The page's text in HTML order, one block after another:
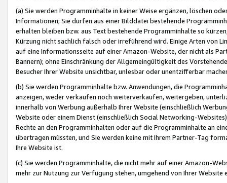
(a) Sie werden Programminhalte in keiner Weise ergänzen, löschen
Informationen; Sie dürfen aus einer Bilddatei bestehende
erhalten bleiben bzw. aus Text bestehende Programminhalte so
Kürzung nicht sachlich falsch oder irreführend wird. Einige Arten von
auf eine Informationsseite auf einer Amazon-Website, der nicht als
Bannern); ohne Einschränkung der Allgemeingültigkeit des
Besucher Ihrer Website unsichtbar, unlesbar oder unentzifferbar
(b) Sie werden Programminhalte bzw. Anwendungen, die
anzeigen, weder verkaufen noch weiterverkaufen, weitergeben,
innerhalb von Werbung außerhalb Ihrer Website (einschließlich
Website oder einem Dienst (einschließlich Social Networking-
Rechte an den Programminhalten oder auf die Programminhalte an
übertragen müssten, und Sie werden keine mit Ihrem Partner-Tag
Ihre Website ist.
(c) Sie werden Programminhalte, die nicht mehr auf einer Amazon-
mehr zur Nutzung zur Verfügung stehen, umgehend von Ihrer